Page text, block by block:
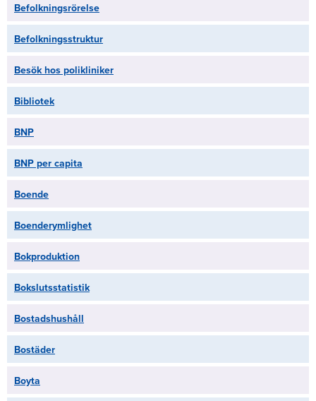
Befolkningsrörelse
Befolkningsstruktur
Besök hos polikliniker
Bibliotek
BNP
BNP per capita
Boende
Boenderymlighet
Bokproduktion
Bokslutsstatistik
Bostadshushåll
Bostäder
Boyta